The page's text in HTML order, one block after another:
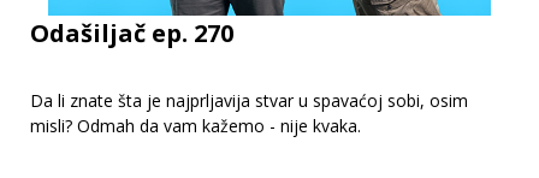
Odašiljač ep. 270
Da li znate šta je najprljavija stvar u spavaćoj sobi, osim
misli? Odmah da vam kažemo - nije kvaka.